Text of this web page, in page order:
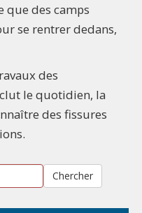
que des camps
se rentrer dedans,
des
le quotidien, la
des fissures
Chercher